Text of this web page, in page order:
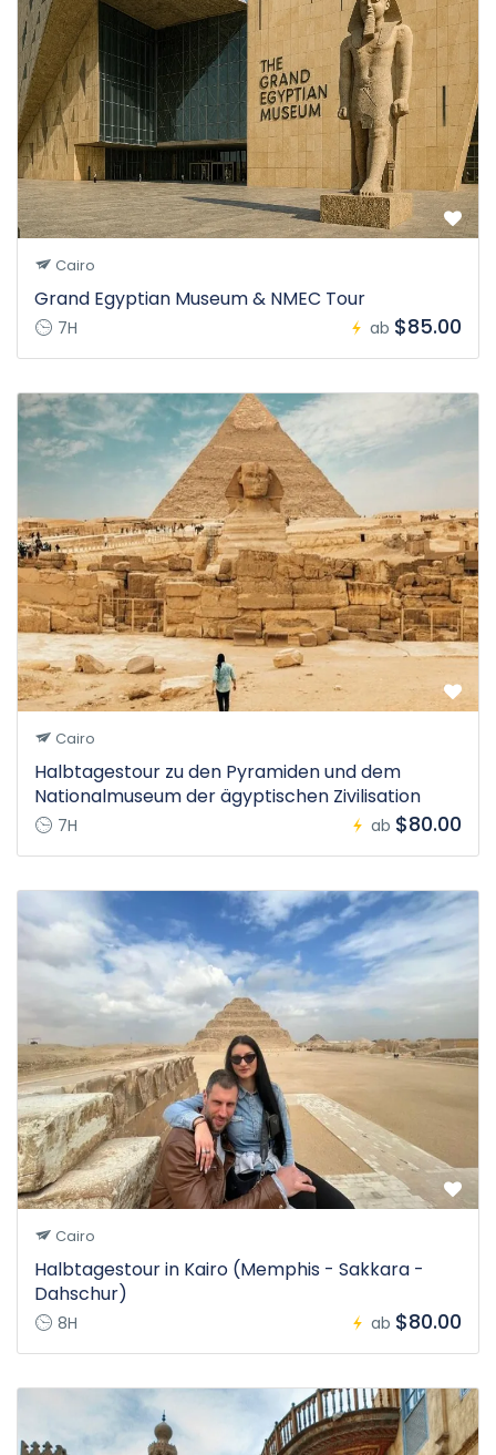
Cairo
Grand Egyptian Museum & NMEC Tour
7H ab $85.00
Cairo
Halbtagestour zu den Pyramiden und dem
Nationalmuseum der ägyptischen Zivilisation
7H ab $80.00
Cairo
Halbtagestour in Kairo (Memphis - Sakkara -
Dahschur)
8H ab $80.00